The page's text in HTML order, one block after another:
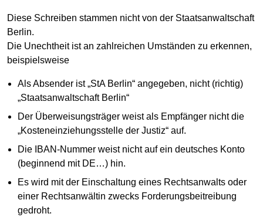
Diese Schreiben stammen nicht von der Staatsanwaltschaft
Berlin.
Die Unechtheit ist an zahlreichen Umständen zu erkennen,
beispielsweise
Als Absender ist „StA Berlin“ angegeben, nicht (richtig)
„Staatsanwaltschaft Berlin“
Der Überweisungsträger weist als Empfänger nicht die
„Kosteneinziehungsstelle der Justiz“ auf.
Die IBAN-Nummer weist nicht auf ein deutsches Konto
(beginnend mit DE…) hin.
Es wird mit der Einschaltung eines Rechtsanwalts oder
einer Rechtsanwältin zwecks Forderungsbeitreibung
gedroht.